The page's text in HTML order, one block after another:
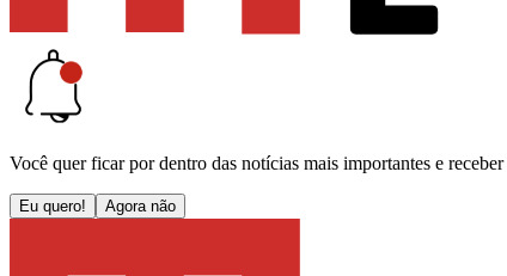
Você quer ficar por dentro das notícias mais importantes e receber
Eu quero! Agora não